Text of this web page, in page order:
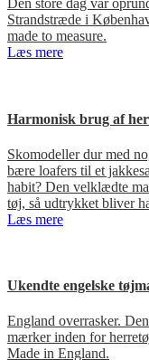
Den store dag var
Strandstræde i
made to measure.
Læs mere
Harmonisk brug af
Skomodeller dur med
bære loafers til et
habit? Den velklædte
tøj, så udtrykket bliver
Læs mere
Ukendte engelske
England overrasker.
mærker inden for
Made in England.